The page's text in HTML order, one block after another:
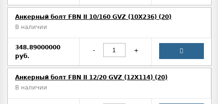
Анкерный болт FBN II 10/160 GVZ (10X236) (20)
В наличии
348.89000000
руб.
- +
Анкерный болт FBN II 12/20 GVZ (12X114) (20)
В наличии